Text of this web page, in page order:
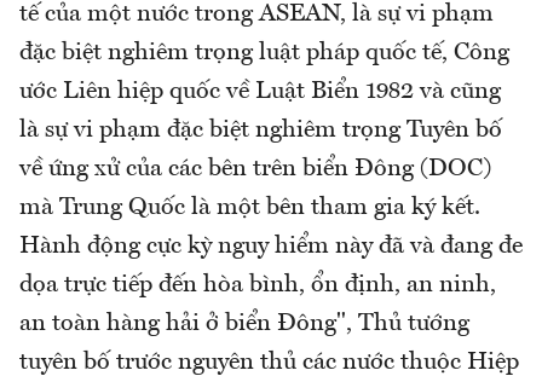
tế của một nước trong ASEAN, là sự vi phạm
đặc biệt nghiêm trọng luật pháp quốc tế, Công
ước Liên hiệp quốc về Luật Biển 1982 và cũng
là sự vi phạm đặc biệt nghiêm trọng Tuyên bố
về ứng xử của các bên trên biển Đông (DOC)
mà Trung Quốc là một bên tham gia ký kết.
Hành động cực kỳ nguy hiểm này đã và đang đe
dọa trực tiếp đến hòa bình, ổn định, an ninh,
an toàn hàng hải ở biển Đông", Thủ tướng
tuyên bố trước nguyên thủ các nước thuộc Hiệp